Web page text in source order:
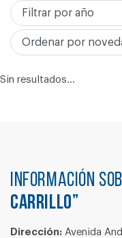
Sin resultados...
Información
CARRILLO”
Dirección: Avenida